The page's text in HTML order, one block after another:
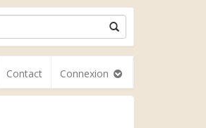
Contact Connexion